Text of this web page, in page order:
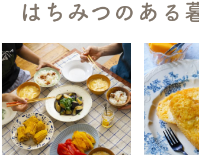
はちみつのある